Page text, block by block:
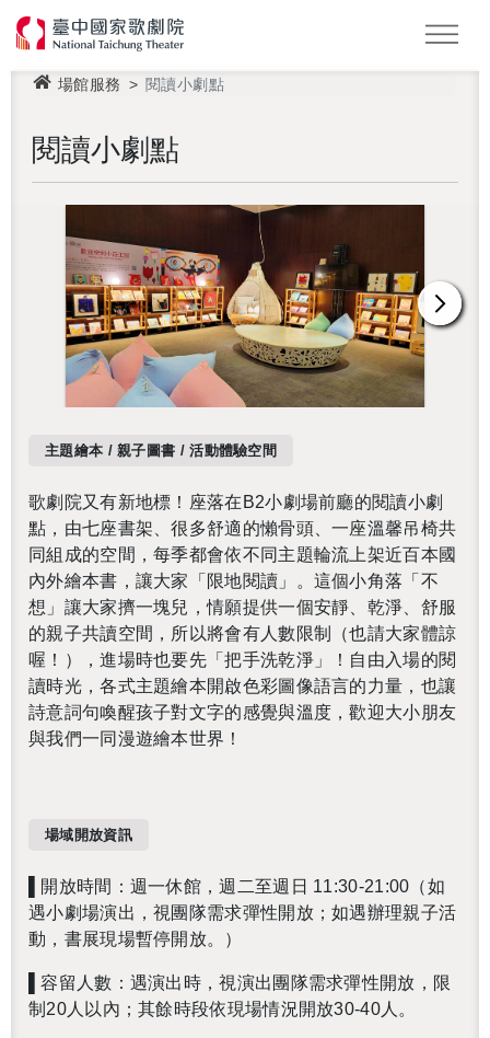
場館服務 閱讀小劇點
閱讀小劇點
主題繪本 / 親子圖書 / 活動體驗空間
歌劇院又有新地標！座落在B2小劇場前廳的閱讀小劇
點，由七座書架、很多舒適的懶骨頭、一座溫馨吊椅共
同組成的空間，每季都會依不同主題輪流上架近百本國
內外繪本書，讓大家「限地閱讀」。這個小角落「不
想」讓大家擠一塊兒，情願提供一個安靜、乾淨、舒服
的親子共讀空間，所以將會有人數限制（也請大家體諒
喔！），進場時也要先「把手洗乾淨」！ 自由入場的閱
讀時光，各式主題繪本開啟色彩圖像語言的力量，也讓
詩意詞句喚醒孩子對文字的感覺與溫度，歡迎大小朋友
與我們一同漫遊繪本世界！
場域開放資訊
▌開放時間： 週一休館，週二至週日‭ ‬11:30-21:00（如
遇小劇場演出，視團隊需求彈性開放；如遇辦理親子活
動，書展現場暫停開放。）
▌容留人數：遇演出時，視演出團隊需求彈性開放，限
制20人以內；其餘時段依現場情況開放30-40人。
怪美妖仙傳